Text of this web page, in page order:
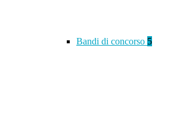
Bandi di concorso 5